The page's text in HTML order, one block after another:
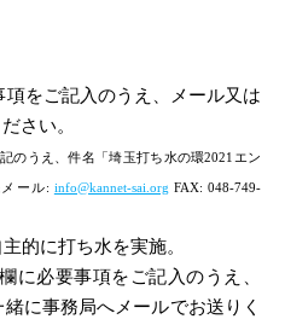
をご記入のうえ、メール又は
さい。
のうえ、件名「埼玉打ち水の環2021エン
ール: info@kannet-sai.org FAX: 048-749-
的に打ち水を実施。
必要事項をご記入のうえ、
に事務局へメールでお送りく